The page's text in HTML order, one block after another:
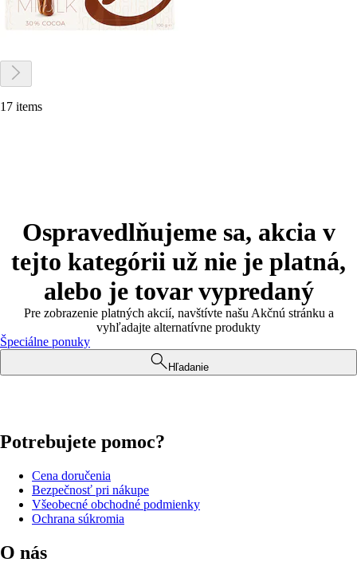
17 items
Ospravedlňujeme sa, akcia v
tejto kategórii už nie je platná,
alebo je tovar vypredaný
Pre zobrazenie platných akcií, navštívte našu Akčnú stránku a
vyhľadajte alternatívne produkty
Špeciálne ponuky
Hľadanie
Potrebujete pomoc?
Cena doručenia
Bezpečnosť pri nákupe
Všeobecné obchodné podmienky
Ochrana súkromia
O nás